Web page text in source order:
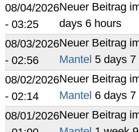
08/04/2026
- 03:25
Neuer Beitrag
days 6 hours
08/03/2026
- 02:56
Neuer Beitrag
Mantel 5 days 7
08/02/2026
- 02:14
Neuer Beitrag
Mantel 6 days 7
08/01/2026Neuer Beitrag